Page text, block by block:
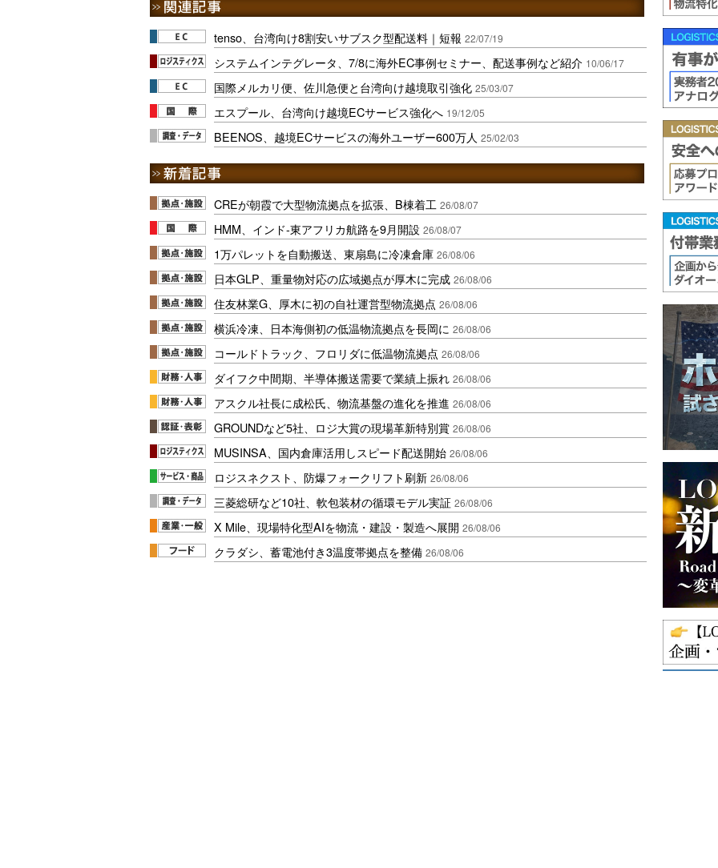
tenso、台湾向け8割安いサブスク型配送料｜短報 22/07/19
システムインテグレータ、7/8に海外EC事例セミナー、配送事例など紹介 10/06/17
国際メルカリ便、佐川急便と台湾向け越境取引強化 25/03/07
エスプール、台湾向け越境ECサービス強化へ 19/12/05
BEENOS、越境ECサービスの海外ユーザー600万人 25/02/03
CREが朝霞で大型物流拠点を拡張、B棟着工 26/08/07
HMM、インド-東アフリカ航路を9月開設 26/08/07
1万パレットを自動搬送、東扇島に冷凍倉庫 26/08/06
日本GLP、重量物対応の広域拠点が厚木に完成 26/08/06
住友林業G、厚木に初の自社運営型物流拠点 26/08/06
横浜冷凍、日本海側初の低温物流拠点を長岡に 26/08/06
コールドトラック、フロリダに低温物流拠点 26/08/06
ダイフク中間期、半導体搬送需要で業績上振れ 26/08/06
アスクル社長に成松氏、物流基盤の進化を推進 26/08/06
GROUNDなど5社、ロジ大賞の現場革新特別賞 26/08/06
MUSINSA、国内倉庫活用しスピード配送開始 26/08/06
ロジスネクスト、防爆フォークリフト刷新 26/08/06
三菱総研など10社、軟包装材の循環モデル実証 26/08/06
X Mile、現場特化型AIを物流・建設・製造へ展開 26/08/06
クラダシ、蓄電池付き3温度帯拠点を整備 26/08/06